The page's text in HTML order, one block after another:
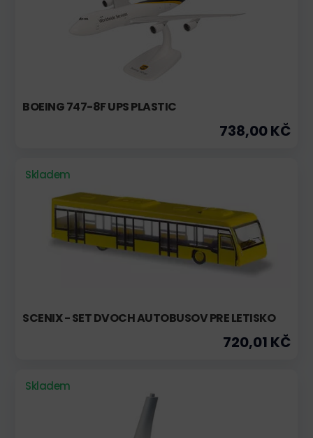
BOEING 747-8F UPS PLASTIC
738,00 KČ
Skladem
SCENIX - SET DVOCH AUTOBUSOV PRE LETISKO
720,01 KČ
Skladem